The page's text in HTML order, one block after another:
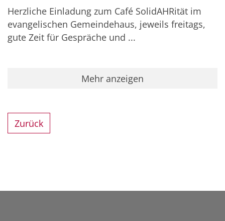
Herzliche Einladung zum Café SolidAHRität im
evangelischen Gemeindehaus, jeweils freitags,
gute Zeit für Gespräche und ...
Mehr anzeigen
Zurück